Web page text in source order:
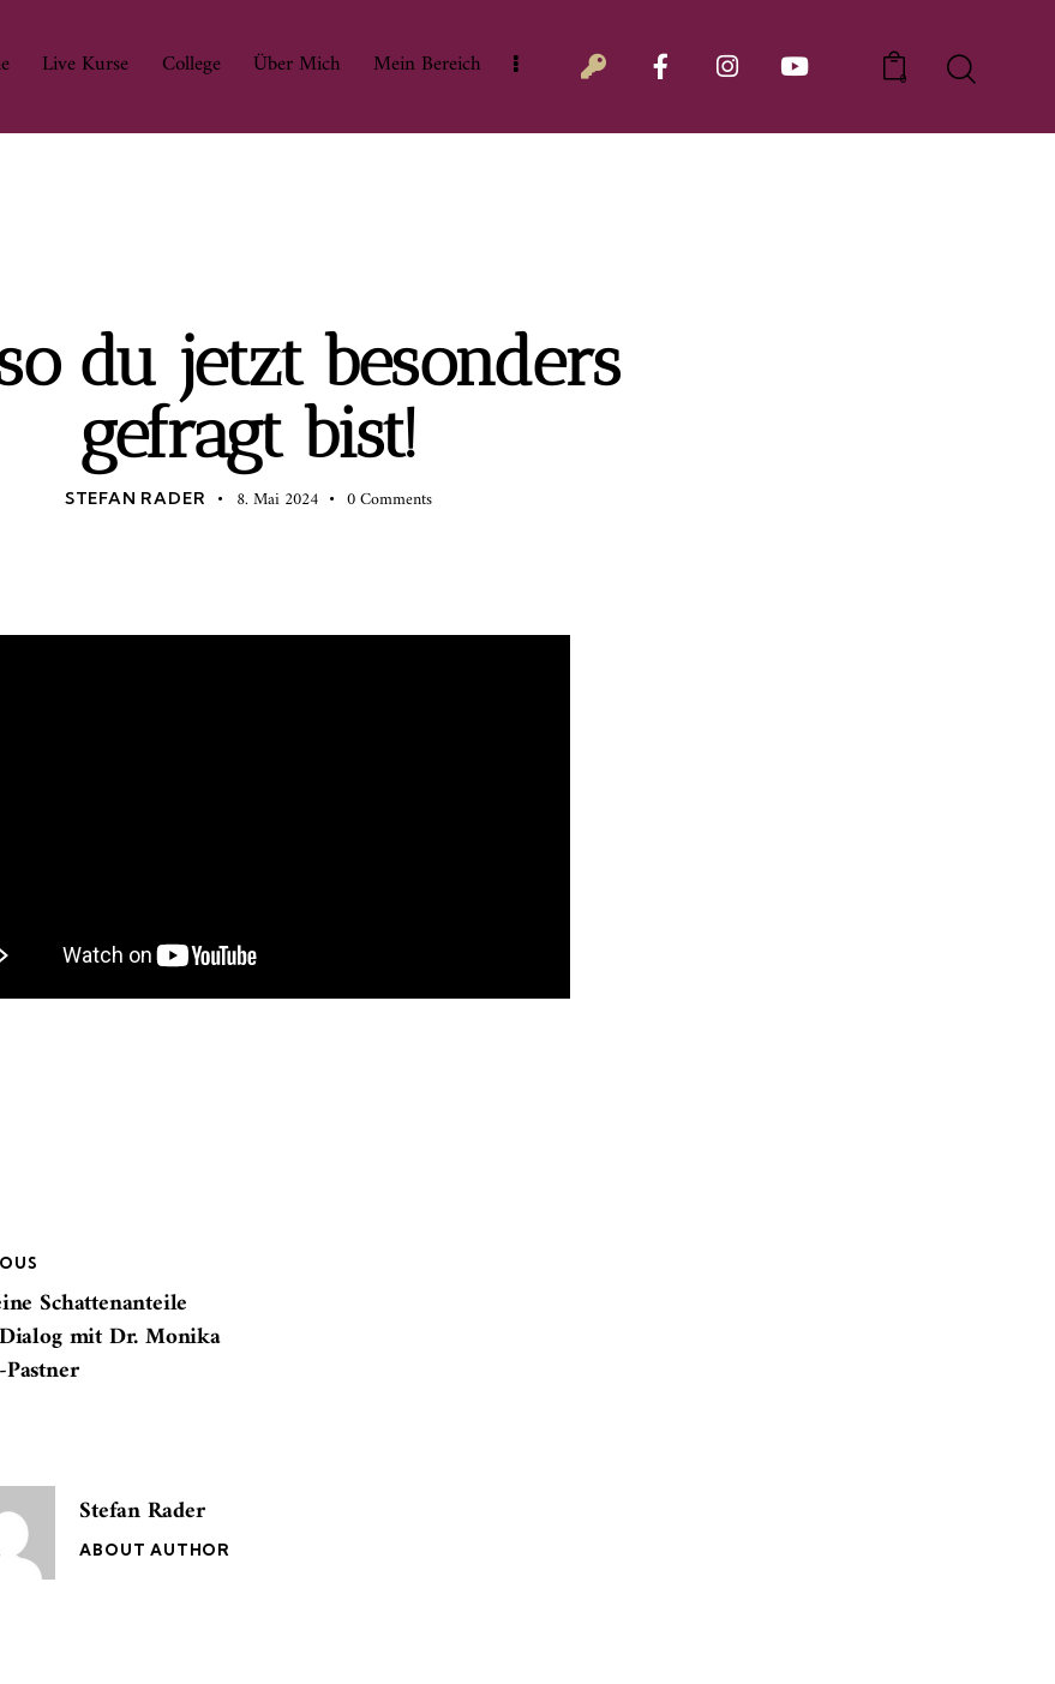
Live Kurse College Über Mich Mein Bereich 0
du jetzt besonders
gefragt bist!
STEFAN RADER 8. Mai 2024 0Comments
Schattenanteile
mit Dr. Monika
Stefan Rader
ABOUT AUTHOR